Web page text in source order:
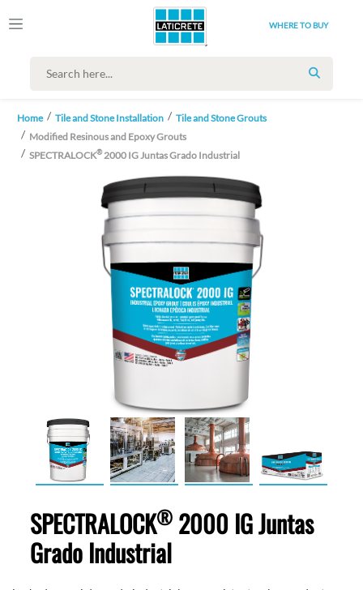
WHERE TO BUY
SEARCH
Home Tile and Stone Installation
Tile and Stone Grouts
Modified Resinous and Epoxy Grouts
SPECTRALOCK® 2000 IG Juntas Grado Industrial
SPECTRALOCK®2000 IG Juntas
Grado Industrial